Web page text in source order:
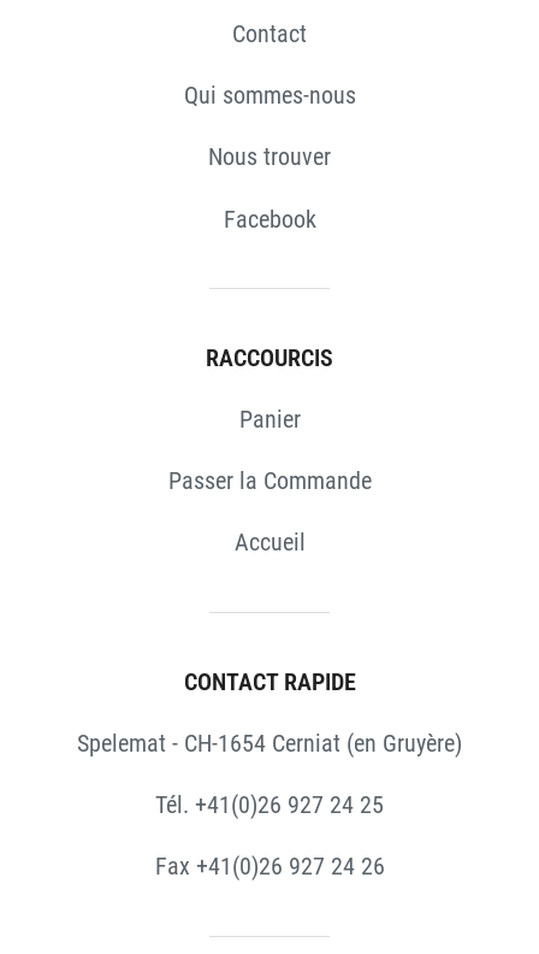
Contact
Qui sommes-nous
Nous trouver
Facebook
RACCOURCIS
Panier
Passer la Commande
Accueil
CONTACT RAPIDE
Spelemat - CH-1654 Cerniat (en Gruyère)
Tél. +41(0)26 927 24 25
Fax +41(0)26 927 24 26